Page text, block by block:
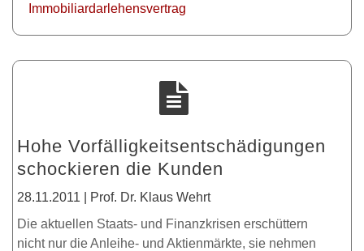
Immobiliardarlehensvertrag
Hohe Vorfälligkeitsentschädigungen
schockieren die Kunden
28.11.2011 | Prof. Dr. Klaus Wehrt
Die aktuellen Staats- und Finanzkrisen erschüttern
nicht nur die Anleihe- und Aktienmärkte, sie nehmen